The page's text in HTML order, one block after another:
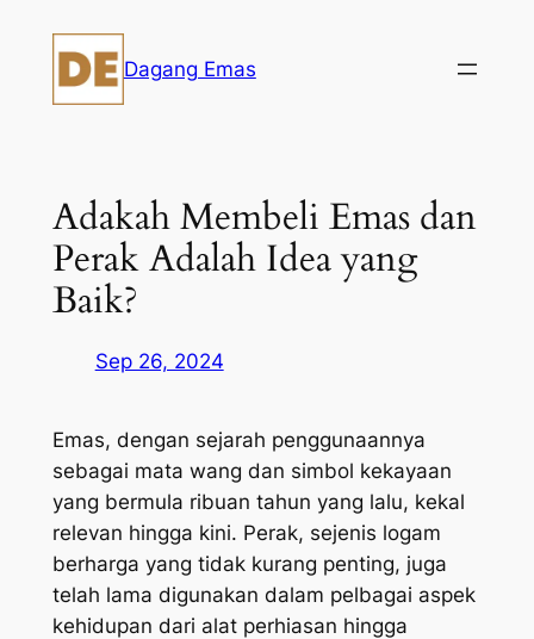
content
Dagang Emas
Adakah Membeli Emas dan
Perak Adalah Idea yang
Baik?
Sep 26, 2024
Emas, dengan sejarah penggunaannya
sebagai mata wang dan simbol kekayaan
yang bermula ribuan tahun yang lalu, kekal
relevan hingga kini. Perak, sejenis logam
berharga yang tidak kurang penting, juga
telah lama digunakan dalam pelbagai aspek
kehidupan dari alat perhiasan hingga